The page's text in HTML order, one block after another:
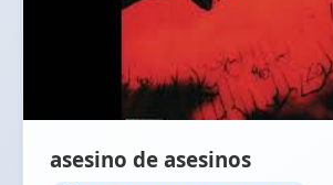
asesino de asesinos